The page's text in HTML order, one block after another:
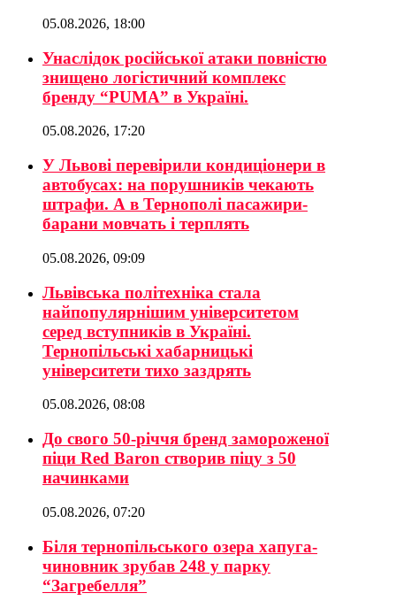
05.08.2026, 18:00
Унаслідок російської атаки повністю
знищено логістичний комплекс
бренду “PUMA” в Україні.
05.08.2026, 17:20
У Львові перевірили кондиціонери в
автобусах: на порушників чекають
штрафи. А в Тернополі пасажири-
барани мовчать і терплять
05.08.2026, 09:09
Львівська політехніка стала
найпопулярнішим університетом
серед вступників в Україні.
Тернопільські хабарницькі
університети тихо заздрять
05.08.2026, 08:08
До свого 50-річчя бренд замороженої
піци Red Baron створив піцу з 50
начинками
05.08.2026, 07:20
Біля тернопільського озера хапуга-
чиновник зрубав 248 у парку
“Загребелля”